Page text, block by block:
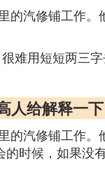
的汽修铺工作
难用短短两三
人给解释一下
的汽修铺工作
时候，如果没